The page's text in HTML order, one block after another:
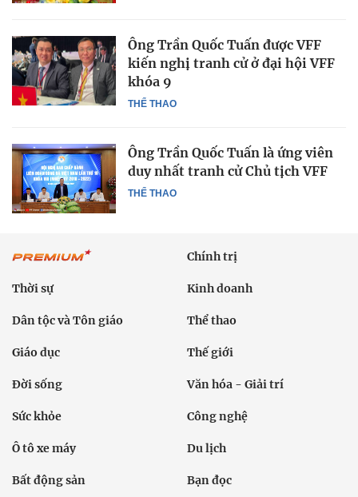
THỂ THAO
Ông Trần Quốc Tuấn được VFF
kiến nghị tranh cử ở đại hội VFF
khóa 9
THỂ THAO
Ông Trần Quốc Tuấn là ứng viên
duy nhất tranh cử Chủ tịch VFF
Chính trị
Thời sự Kinh doanh
Dân tộc và Tôn giáo Thể thao
Giáo dục Thế giới
Đời sống Văn hóa - Giải trí
Sức khỏe Công nghệ
Ô tô xe máy Du lịch
Bất động sản Bạn đọc